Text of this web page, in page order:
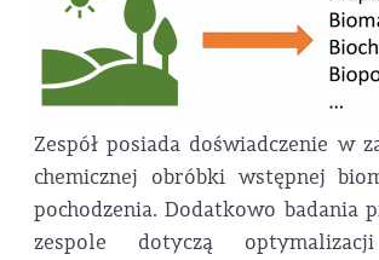
Zespół posiada doświadczenie w
chemicznej obróbki wstępnej
pochodzenia. Dodatkowo badania
zespole dotyczą